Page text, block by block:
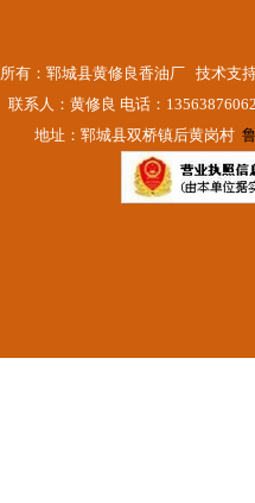
有：郓城县黄修良香油厂 技术支
联系人：黄修良 电话：
地址：郓城县双桥镇后黄岗村